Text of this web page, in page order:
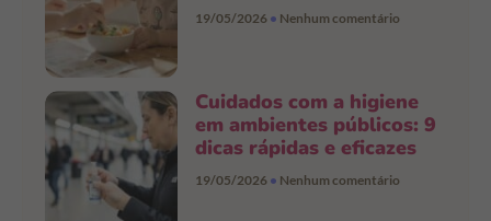
19/05/2026 Nenhum comentário
Cuidados com a higiene
em ambientes públicos: 9
dicas rápidas e eficazes
19/05/2026 Nenhum comentário